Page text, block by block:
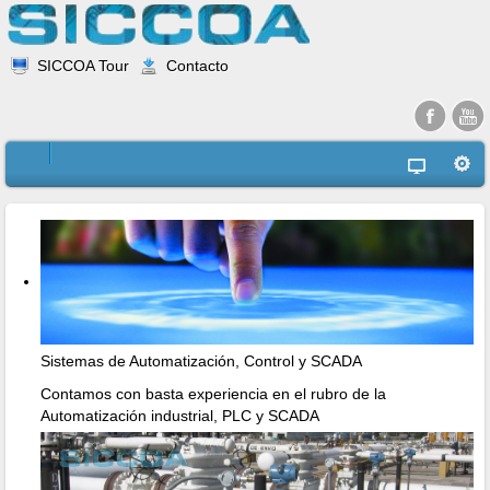
SICCOA Tour Contacto
Sistemas de Automatización, Control y SCADA
Contamos con basta experiencia en el rubro de la
Automatización industrial, PLC y SCADA